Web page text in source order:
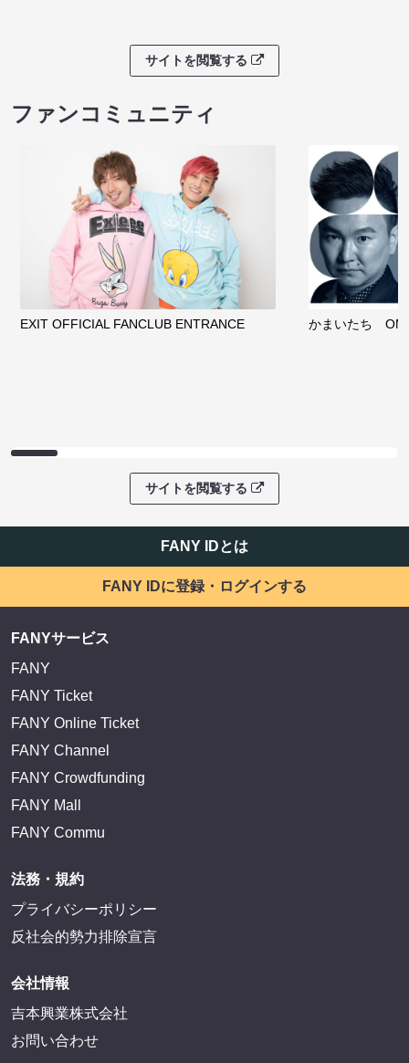
サイトを閲覧する
ファンコミュニティ
EXIT OFFICIAL FANCLUB ENTRANCE かまいたち
サイトを閲覧する
FANY IDとは
FANY IDに登録・ログインする
FANYサービス
FANY
FANY Ticket
FANY Online Ticket
FANY Channel
FANY Crowdfunding
FANY Mall
FANY Commu
法務・規約
プライバシーポリシー
反社会的勢力排除宣言
会社情報
吉本興業株式会社
お問い合わせ